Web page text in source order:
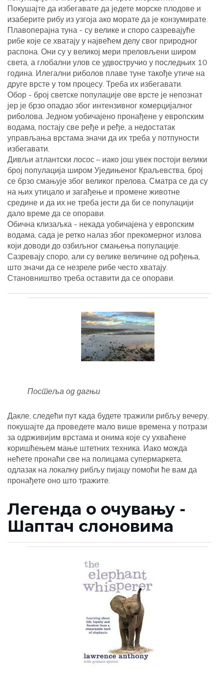
Покушајте да избегавате да једете морске плодове и
изаберите рибу из узгоја ако морате да је конзумирате.
Плавоперајна туна - су велике и споро сазревајуће
рибе које се хватају у највећем делу свог природног
распона. Они су у великој мери преловљени широм
света, а глобални улов се удвостручио у последњих 10
година. Илегални риболов плаве туне такође утиче на
друге врсте у том процесу. Треба их избегавати.
Обор - број светске популације ове врсте је непознат
јер је брзо опадао због интензивног комерцијалног
риболова. Једном уобичајено пронађене у европским
водама, постају све ређе и ређе, а недостатак
управљања врстама значи да их треба у потпуности
избегавати.
Дивљи атлантски лосос – иако још увек постоји велики
број популација широм Уједињеног Краљевства, број
се брзо смањује због великог прелова. Сматра се да су
на њих утицало и загађење и промене животне
средине и да их не треба јести да би се популацији
дало време да се опорави.
Обична клизаљка - некада уобичајена у европским
водама, сада је ретко налаз због прекомерног излова
који доводи до озбиљног смањења популације.
Сазревају споро, али су велике величине од рођења,
што значи да се незреле рибе често хватају.
Становништво треба оставити да се опорави.
Постеља од дагњи
Дакле, следећи пут када будете тражили рибљу вечеру,
покушајте да проведете мало више времена у потрази
за одрживијим врстама и онима које су ухваћене
коришћењем мање штетних техника. Иако можда
нећете пронаћи све на полицама супермаркета,
одлазак на локалну рибљу пијацу помоћи ће вам да
пронађете оно што тражите.
Легенда о очувању -
Шаптач слоновима